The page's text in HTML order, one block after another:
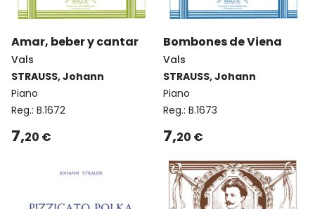
Amar, beber y cantar
Vals
STRAUSS, Johann
Piano
Reg.: B.1672
7,20 €
Bombones de Viena
Vals
STRAUSS, Johann
Piano
Reg.: B.1673
7,20 €